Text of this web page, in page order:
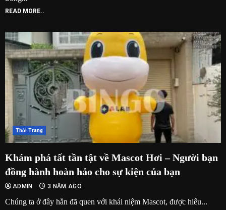
READ MORE..
Thời Trang
Khám phá tất tần tật về Mascot Hơi – Người bạn
đồng hành hoàn hảo cho sự kiện của bạn
ADMIN 3 NĂM AGO
Chúng ta ở đây hẳn đã quen với khái niệm Mascot, được hiểu...